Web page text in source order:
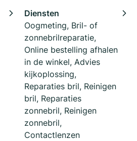
Diensten
Oogmeting, Bril- of
zonnebrilreparatie,
Online bestelling afhalen
in de winkel, Advies
kijkoplossing,
Reparaties bril, Reinigen
bril, Reparaties
zonnebril, Reinigen
zonnebril,
Contactlenzen